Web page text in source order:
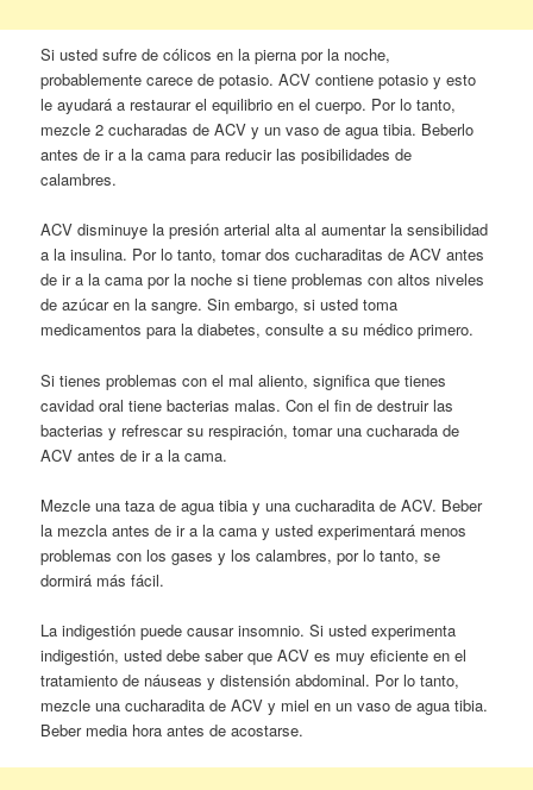
Si usted sufre de cólicos en la pierna por la noche,
probablemente carece de potasio. ACV contiene potasio y esto
le ayudará a restaurar el equilibrio en el cuerpo. Por lo tanto,
mezcle 2 cucharadas de ACV y un vaso de agua tibia. Beberlo
antes de ir a la cama para reducir las posibilidades de
calambres.
ACV disminuye la presión arterial alta al aumentar la sensibilidad
a la insulina. Por lo tanto, tomar dos cucharaditas de ACV antes
de ir a la cama por la noche si tiene problemas con altos niveles
de azúcar en la sangre. Sin embargo, si usted toma
medicamentos para la diabetes, consulte a su médico primero.
Si tienes problemas con el mal aliento, significa que tienes
cavidad oral tiene bacterias malas. Con el fin de destruir las
bacterias y refrescar su respiración, tomar una cucharada de
ACV antes de ir a la cama.
Mezcle una taza de agua tibia y una cucharadita de ACV. Beber
la mezcla antes de ir a la cama y usted experimentará menos
problemas con los gases y los calambres, por lo tanto, se
dormirá más fácil.
La indigestión puede causar insomnio. Si usted experimenta
indigestión, usted debe saber que ACV es muy eficiente en el
tratamiento de náuseas y distensión abdominal. Por lo tanto,
mezcle una cucharadita de ACV y miel en un vaso de agua tibia.
Beber media hora antes de acostarse.